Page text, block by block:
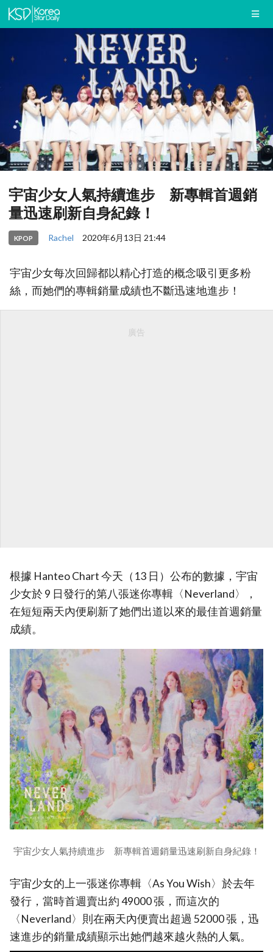
宇宙少女人氣持續進步 新專輯首週銷
量迅速刷新自身紀錄！
KPOP Rachel 2020年6月13日 21:44
宇宙少女每次回歸都以精心打造的概念吸引更多粉
絲，而她們的專輯銷量成績也不斷迅速地進步！
廣告
根據 Hanteo Chart 今天（13 日）公布的數據，宇宙
少女於 9 日發行的第八張迷你專輯〈Neverland〉，
在短短兩天內便刷新了她們出道以來的最佳首週銷量
成績。
宇宙少女人氣持續進步 新專輯首週銷量迅速刷新自身紀錄！
宇宙少女的上一張迷你專輯〈As You Wish〉於去年
發行，當時首週賣出約 49000 張，而這次的
〈Neverland〉則在兩天內便賣出超過 52000 張，迅
速進步的銷量成績顯示出她們越來越火熱的人氣。